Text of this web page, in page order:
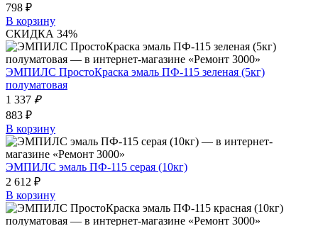
798 ₽
В корзину
СКИДКА 34%
ЭМПИЛС ПростоКраска эмаль ПФ-115 зеленая (5кг)
полуматовая
1 337 ₽
883 ₽
В корзину
ЭМПИЛС эмаль ПФ-115 серая (10кг)
2 612 ₽
В корзину